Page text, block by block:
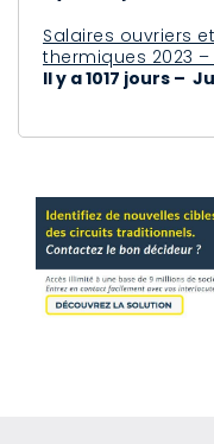
Salaires ouvriers
thermiques 2023
Il y a 1017 jours –